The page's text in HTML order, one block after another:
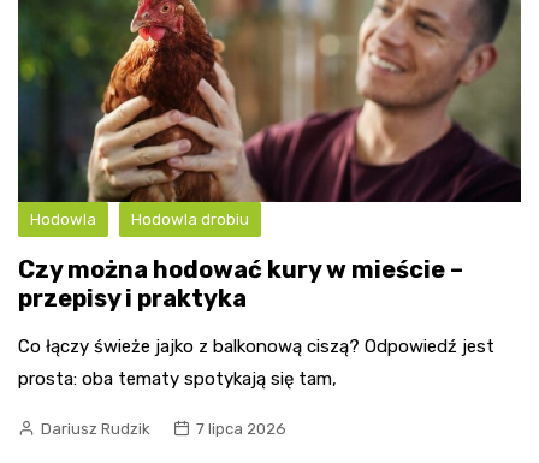
Hodowla Hodowla drobiu
Czy można hodować kury w mieście –
przepisy i praktyka
Co łączy świeże jajko z balkonową ciszą? Odpowiedź jest
prosta: oba tematy spotykają się tam,
Dariusz Rudzik 7 lipca 2026